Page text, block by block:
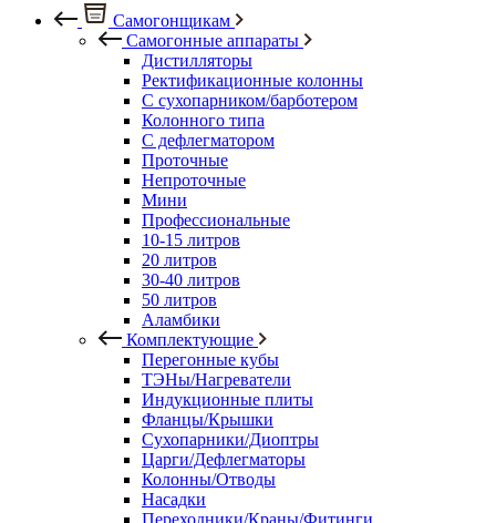
Самогонщикам
Самогонные аппараты
Дистилляторы
Ректификационные колонны
С сухопарником/барботером
Колонного типа
С дефлегматором
Проточные
Непроточные
Мини
Профессиональные
10-15 литров
20 литров
30-40 литров
50 литров
Аламбики
Комплектующие
Перегонные кубы
ТЭНы/Нагреватели
Индукционные плиты
Фланцы/Крышки
Сухопарники/Диоптры
Царги/Дефлегматоры
Колонны/Отводы
Насадки
Переходники/Краны/Фитинги